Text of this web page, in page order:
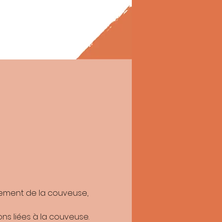
par Réusit, pour permettre de me
Réusit
Réusit : Angle de le rue
de la couveuse,
liées à la couveuse.